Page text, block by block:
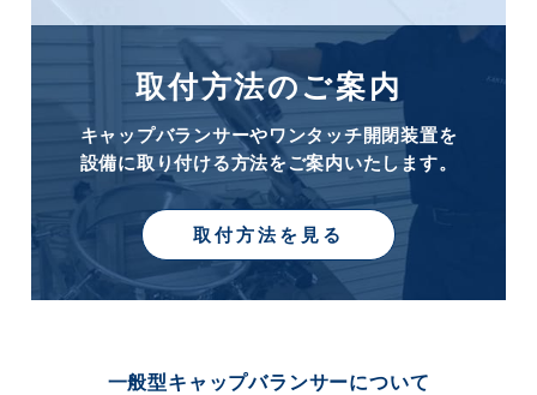
取付方法のご案内
キャップバランサーやワンタッチ開閉装置を
設備に取り付ける方法をご案内いたします。
取付方法を見る
一般型キャップバランサーについて